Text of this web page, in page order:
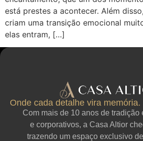
está prestes a acontecer. Além
criam uma transição emocional
elas entram, […]
Onde cada detalhe vira memória.
Com mais de 10 anos de tradição
e corporativos, a Casa Altior
trazendo um espaço exclusivo